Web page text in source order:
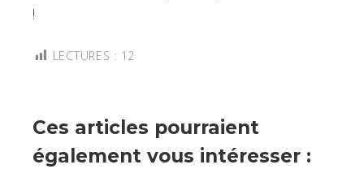
!
LECTURES : 12
Ces articles pourraient
également vous intéresser :